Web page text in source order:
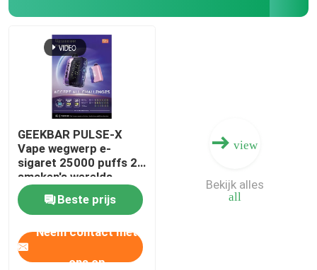
GEEKBAR PULSE-X
Vape wegwerp e-
sigaret 25000 puffs 20
smaken's werelds
eerste gebogen
schermBeste prijs
Neem contact met
ons op
view
all
Bekijk alles